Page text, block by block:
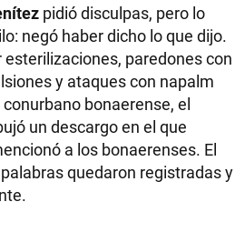
pidió disculpas, pero lo
negó haber dicho lo que dijo.
paredones con
y ataques con napalm
bonaerense, el
un descargo en el que
a los bonaerenses. El
quedaron registradas y